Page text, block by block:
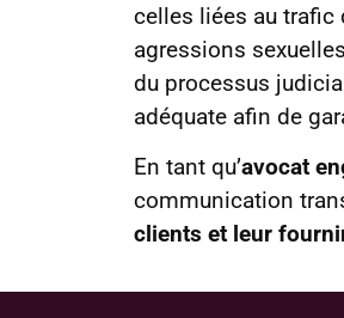
celles liées au trafic
agressions
du processus
adéquate afin de
En tant qu’avocat
communication
clients et leur